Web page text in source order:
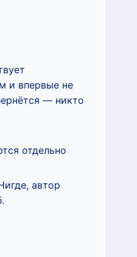
и впервые не
— никто
отдельно
автор